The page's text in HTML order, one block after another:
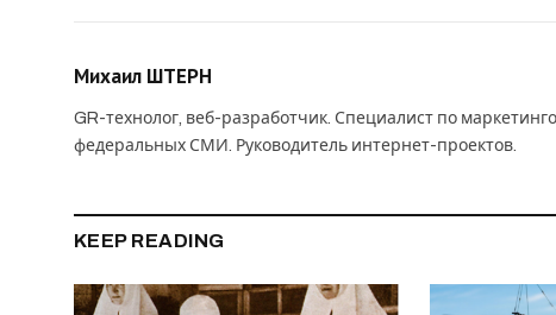
Михаил ШТЕРН
GR-технолог, веб-разработчик. Специалист по
федеральных СМИ. Руководитель интернет-проектов.
KEEP READING